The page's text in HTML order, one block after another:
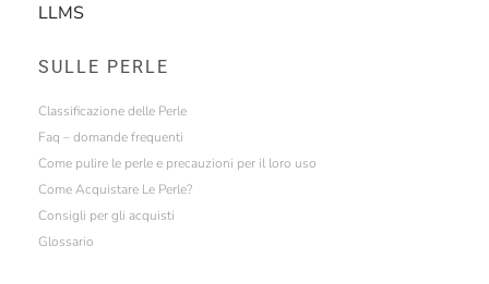
LLMS
SULLE PERLE
Classificazione delle Perle
Faq – domande frequenti
Come pulire le perle e precauzioni per il loro uso
Come Acquistare Le Perle?
Consigli per gli acquisti
Glossario